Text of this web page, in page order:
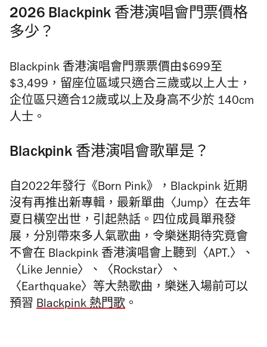
2026 Blackpink 香港演唱會門票價格
多少？
Blackpink 香港演唱會門票票價由$699至
$3,499，留座位區域只適合三歲或以上人士，
企位區只適合12歲或以上及身高不少於 140cm
人士。
Blackpink 香港演唱會歌單是？
自2022年發行《Born Pink》，Blackpink 近期
沒有再推出新專輯，最新單曲〈Jump〉在去年
夏日橫空出世，引起熱話。四位成員單飛發
展，分別帶來多人氣歌曲，令樂迷期待究竟會
不會在 Blackpink 香港演唱會上聽到〈APT.〉、
〈Like Jennie〉、〈Rockstar〉、
〈Earthquake〉等大熱歌曲，樂迷入場前可以
預習 Blackpink 熱門歌 。